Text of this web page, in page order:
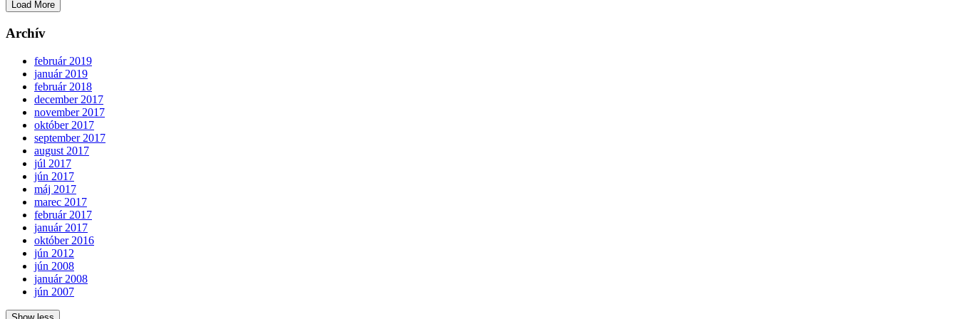
Load More
Archív
február 2019
január 2019
február 2018
december 2017
november 2017
október 2017
september 2017
august 2017
júl 2017
jún 2017
máj 2017
marec 2017
február 2017
január 2017
október 2016
jún 2012
jún 2008
január 2008
jún 2007